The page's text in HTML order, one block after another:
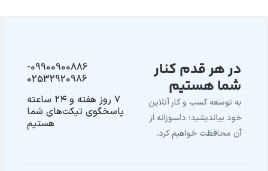
در هر قدم کنار
شما هستیم
به توسعه کسب و کار آنلاین
خود بیاندیشید؛ دلسوزانه از
آن محافظت خواهیم کرد.
09900900886-
02532920986
۷ روز هفته و ۲۴ ساعته
پاسخگوی تیکت‌های شما
هستیم